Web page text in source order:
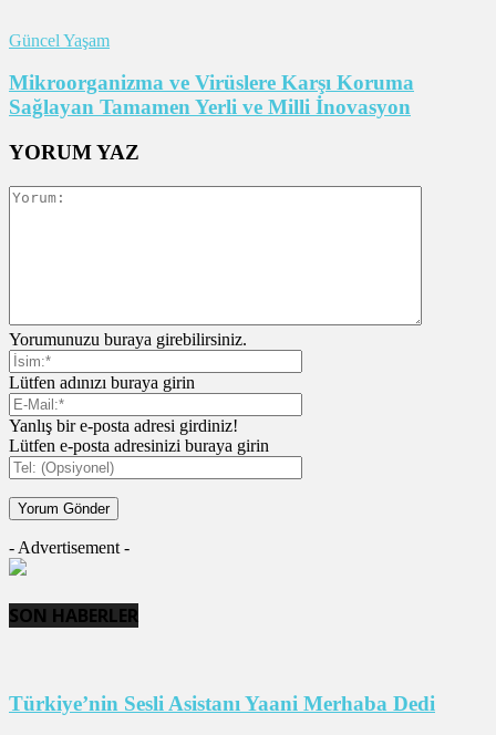
Güncel Yaşam
Mikroorganizma ve Virüslere Karşı Koruma
Sağlayan Tamamen Yerli ve Milli İnovasyon
YORUM YAZ
Yorumunuzu buraya girebilirsiniz.
Lütfen adınızı buraya girin
Yanlış bir e-posta adresi girdiniz!
Lütfen e-posta adresinizi buraya girin
- Advertisement -
SON HABERLER
Türkiye’nin Sesli Asistanı Yaani Merhaba Dedi